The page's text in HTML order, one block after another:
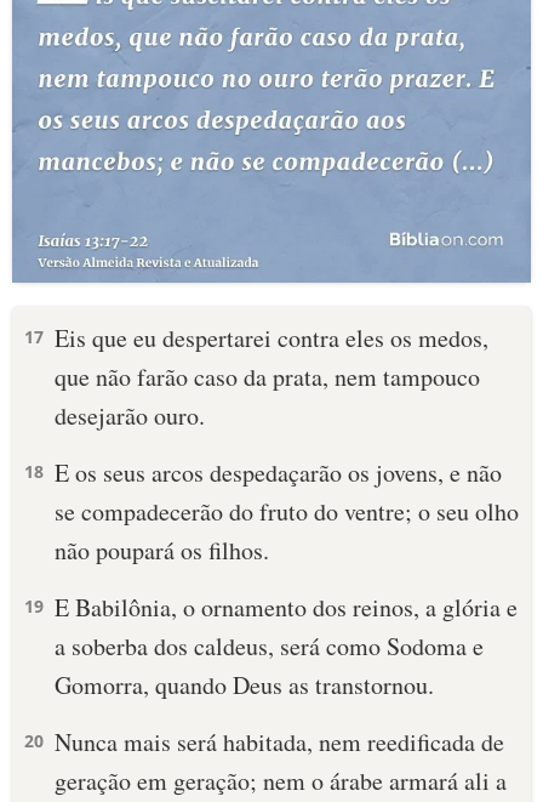
17 Eis que eu despertarei contra eles os medos,
que não farão caso da prata, nem tampouco
desejarão ouro.
18 E os seus arcos despedaçarão os jovens, e não
se compadecerão do fruto do ventre; o seu olho
não poupará os filhos.
19 E Babilônia, o ornamento dos reinos, a glória e
a soberba dos caldeus, será como Sodoma e
Gomorra, quando Deus as transtornou.
20 Nunca mais será habitada, nem reedificada de
geração em geração; nem o árabe armará ali a